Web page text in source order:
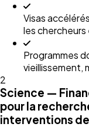
Visas
les chercheurs
Programmes
vieillissement,
2
Science —
pour la
interventions